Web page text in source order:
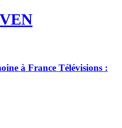
à France Télévisions :